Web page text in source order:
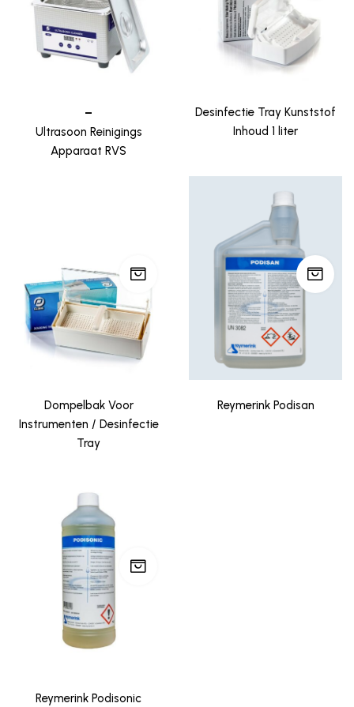
–
Ultrasoon Reinigings
Apparaat RVS
Desinfectie Tray Kunststof
Inhoud 1 liter
Dompelbak Voor
Instrumenten / Desinfectie
Tray
Reymerink Podisan
Reymerink Podisonic